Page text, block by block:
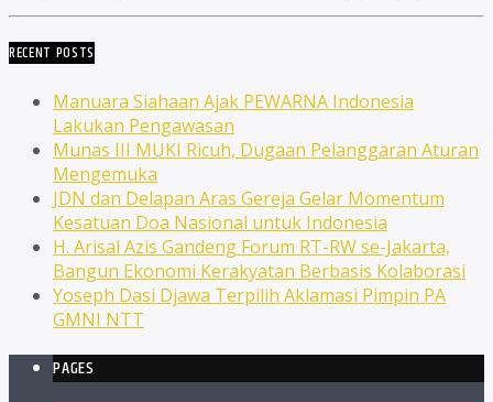
RECENT POSTS
Manuara Siahaan Ajak PEWARNA Indonesia
Lakukan Pengawasan
Munas III MUKI Ricuh, Dugaan Pelanggaran Aturan
Mengemuka
JDN dan Delapan Aras Gereja Gelar Momentum
Kesatuan Doa Nasional untuk Indonesia
H. Arisal Azis Gandeng Forum RT-RW se-Jakarta,
Bangun Ekonomi Kerakyatan Berbasis Kolaborasi
Yoseph Dasi Djawa Terpilih Aklamasi Pimpin PA
GMNI NTT
PAGES